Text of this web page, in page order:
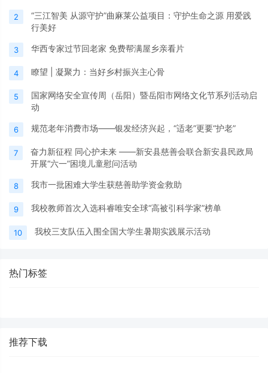
2
“三江智美 从源守护”曲麻莱公益项目：守护生命之源 用爱践
行美好
3 华西专家过节回老家 免费帮满屋乡亲看片
4 瞭望 | 凝聚力：当好乡村振兴主心骨
5
国家网络安全宣传周（岳阳）暨岳阳市网络文化节系列活动启
动
6 规范老年消费市场——银发经济兴起，“适老”更要“护老”
7
奋力新征程 同心护未来 ——新安县慈善会联合新安县民政局
开展“六一”困境儿童慰问活动
8 我市一批困难大学生获慈善助学资金救助
9 我校教师首次入选科睿唯安全球“高被引科学家”榜单
10 我校三支队伍入围全国大学生暑期实践展示活动
热门标签
推荐下载